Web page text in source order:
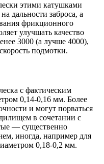
этими катушками
дальности заброса, а
фрикционного
улучшать качество
3000 (а лучше 4000),
подмотки.
с фактическим
0,14-0,16 мм. Более
и могут порваться
в сочетании с
— существенно
иногда, например для
0,18-0,2 мм.